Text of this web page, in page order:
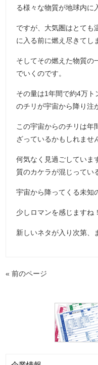
る様々な物質が地球内に
ですが、大気圏はとても
に入る前に燃え尽きてし
そしてその燃えた物質の
でいくのです。
その量は1年間で約4万
のチリが宇宙から降り注
この宇宙からのチリは年
ざっているかもしれませ
何気なく見過ごしていま
質のカケラが混じってい
宇宙から降ってくる未知
少しロマンを感じますね！
新しいネタが入り次第、
« 前のページ